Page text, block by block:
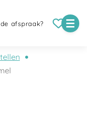
afspraak?